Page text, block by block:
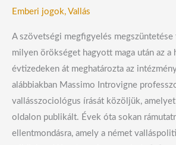
Emberi jogok, Vallás
A szövetségi megfigyelés
milyen örökséget hagyott maga után az a
évtizedeken át meghatározta az
alábbiakban Massimo Introvigne
vallásszociológus írását közöljük,
oldalon publikált. Évek óta sokan
ellentmondásra, amely a német